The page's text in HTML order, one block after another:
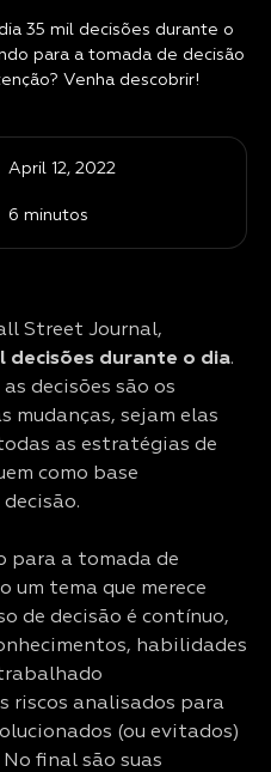
35 mil decisões durante o
para a tomada de decisão
Venha descobrir!
April 12, 2022
6 minutos
Street Journal,
decisões durante o dia.
decisões são os
mudanças, sejam elas
as estratégias de
como base
para a tomada de
um tema que merece
de decisão é contínuo,
habilidades
riscos analisados para
(ou evitados)
final são suas